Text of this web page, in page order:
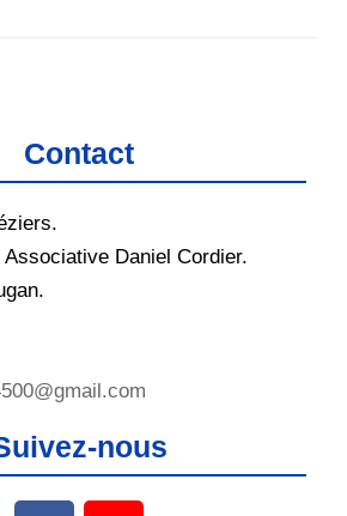
Contact
Daniel Cordier.
nous